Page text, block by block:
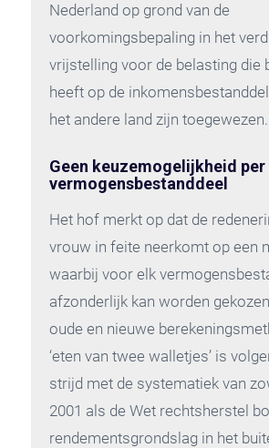
Nederland op grond van de
voorkomingsbepaling in het
vrijstelling voor de belasting die
heeft op de
het andere land zijn toegewezen.
Geen keuzemogelijkheid per
vermogensbestanddeel
Het hof merkt op dat de
vrouw in feite neerkomt op een
waarbij voor elk
afzonderlijk kan worden
oude en nieuwe
‘eten van twee walletjes’ is
strijd met de systematiek van
2001 als de Wet rechtsherstel
rendementsgrondslag in het